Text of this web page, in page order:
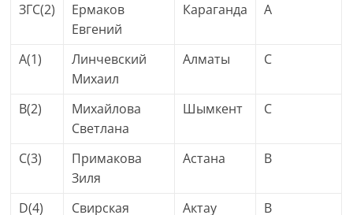
ЗГС(2)
Ермаков
Евгений
Караганда A
A(1)
Линчевский
Михаил
Алматы C
B(2)
Михайлова
Светлана
Шымкент C
C(3)
Примакова
Зиля
Астана B
D(4)
Свирская
Актау B